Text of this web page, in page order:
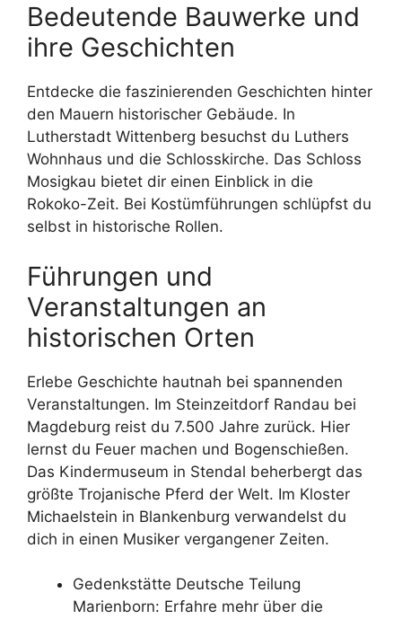
Bedeutende Bauwerke und
ihre Geschichten
Entdecke die faszinierenden Geschichten hinter
den Mauern historischer Gebäude. In
Lutherstadt Wittenberg besuchst du Luthers
Wohnhaus und die Schlosskirche. Das Schloss
Mosigkau bietet dir einen Einblick in die
Rokoko-Zeit. Bei Kostümführungen schlüpfst du
selbst in historische Rollen.
Führungen und
Veranstaltungen an
historischen Orten
Erlebe Geschichte hautnah bei spannenden
Veranstaltungen. Im Steinzeitdorf Randau bei
Magdeburg reist du 7.500 Jahre zurück. Hier
lernst du Feuer machen und Bogenschießen.
Das Kindermuseum in Stendal beherbergt das
größte Trojanische Pferd der Welt. Im Kloster
Michaelstein in Blankenburg verwandelst du
dich in einen Musiker vergangener Zeiten.
Gedenkstätte Deutsche Teilung
Marienborn: Erfahre mehr über die